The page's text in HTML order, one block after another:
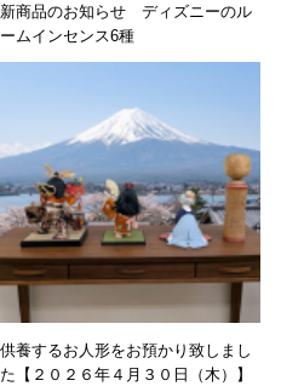
新商品のお知らせ ディズニーのル
ームインセンス6種
供養するお人形をお預かり致しまし
た【２０２６年４月３０日（木）】